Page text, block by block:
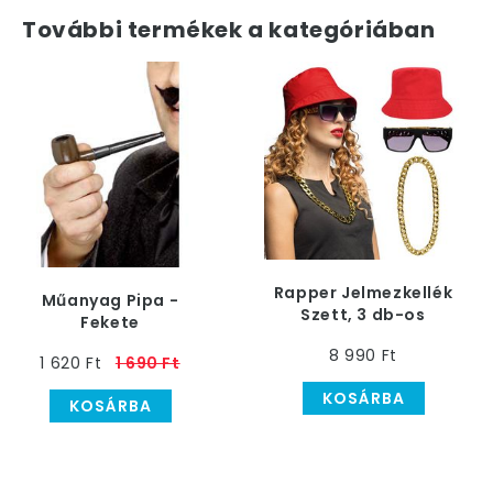
További termékek a kategóriában
Műanyag Pipa -
Fekete
1 620 Ft
1 690 Ft
KOSÁRBA
Rapper Jelmezkellék
Szett, 3 db-os
8 990 Ft
KOSÁRBA